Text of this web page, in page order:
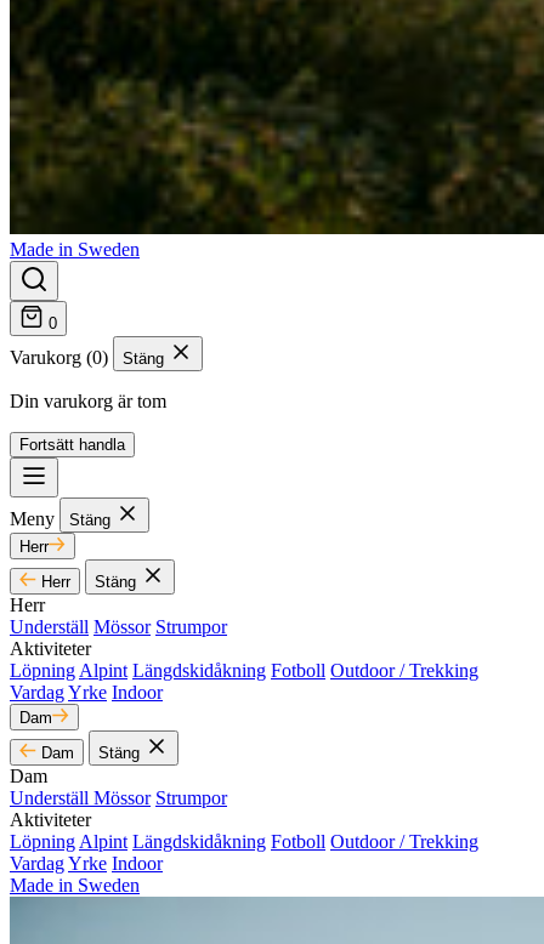
Made in Sweden
0
Varukorg (0) Stäng
Din varukorg är tom
Fortsätt handla
Meny
Stäng
Herr
Herr
Stäng
Herr
Underställ Mössor Strumpor
Aktiviteter
Löpning Alpint Längdskidåkning Fotboll Outdoor / Trekking
VardagYrke Indoor
Dam
Dam
Stäng
Dam
Underställ Mössor Strumpor
Aktiviteter
Löpning Alpint Längdskidåkning Fotboll Outdoor / Trekking
VardagYrke Indoor
Made in Sweden